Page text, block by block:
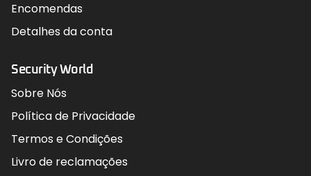
Encomendas
Detalhes da conta
Security World
Sobre Nós
Política de Privacidade
Termos e Condições
Livro de reclamações